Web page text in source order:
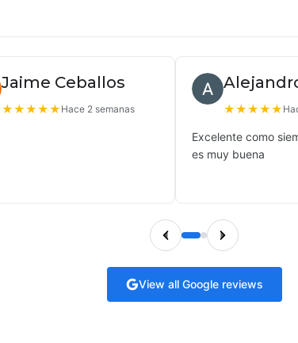
Jaime Ceballos
★★★★★ Hace 2 semanas ★★★★★
Excelente como
es muy buena
View all Google reviews